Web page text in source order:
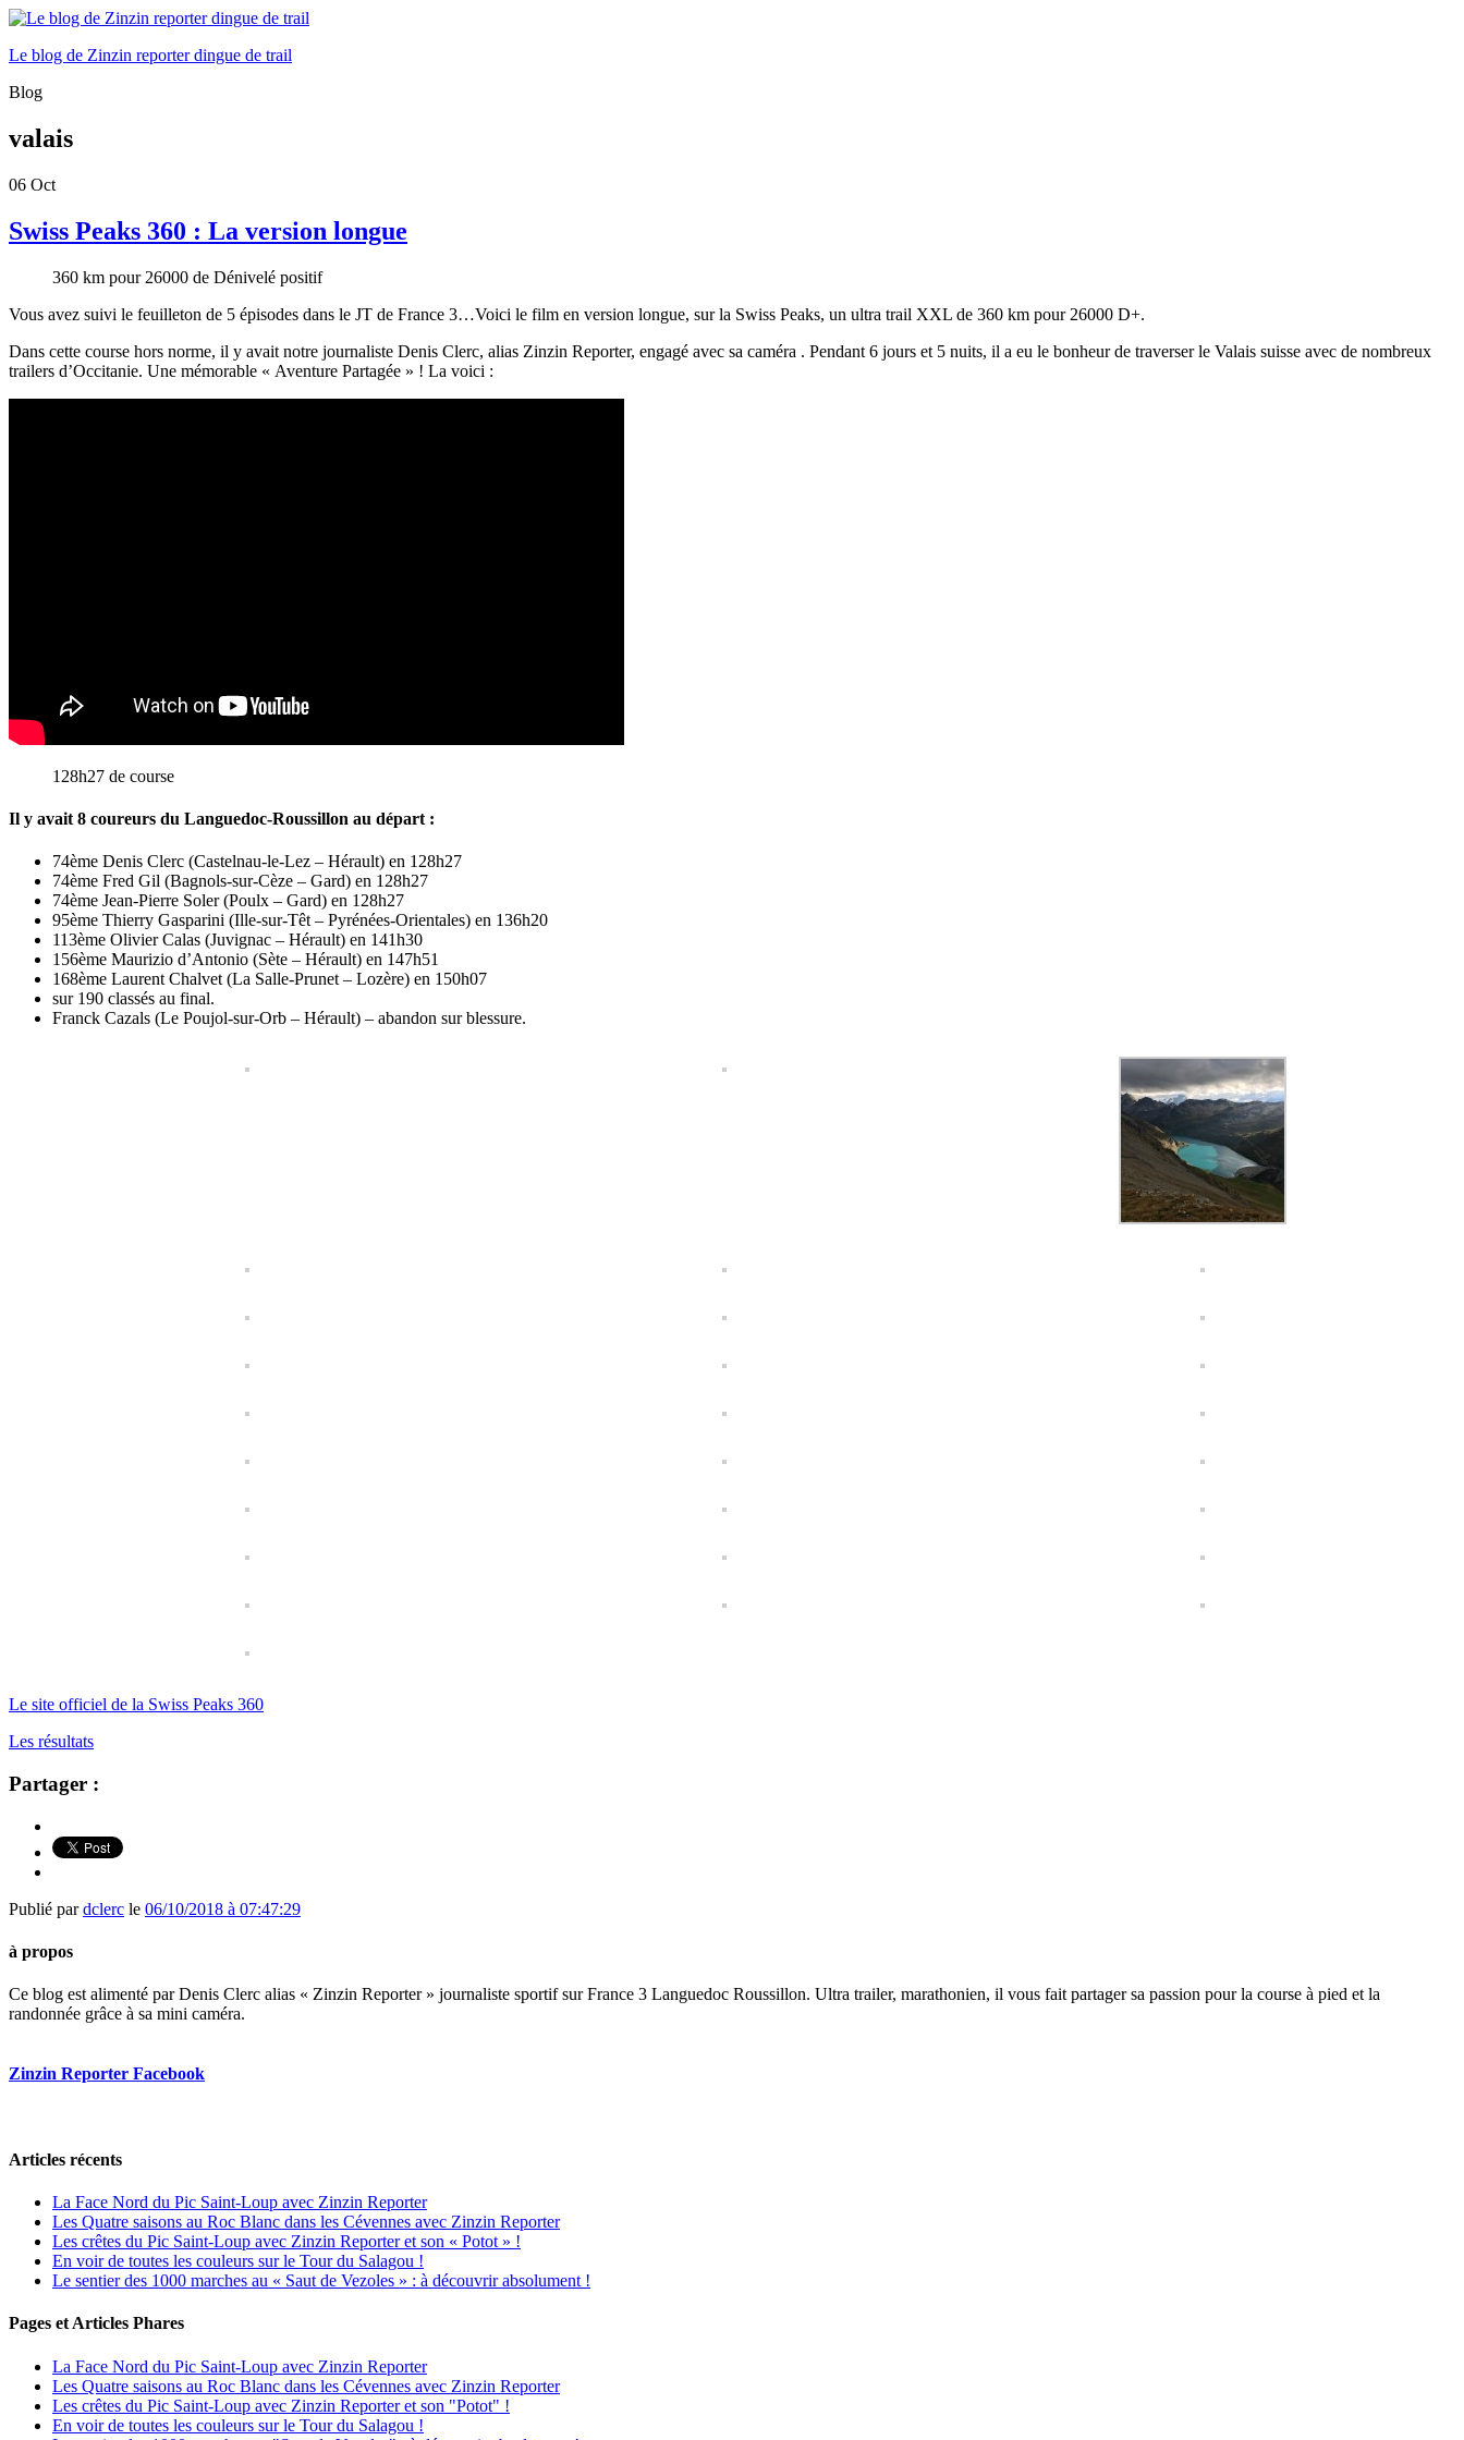
Le blog de Zinzin reporter dingue de trail
Blog
valais
06 Oct
Swiss Peaks 360 : La version longue
360 km pour 26000 de Dénivelé positif
Vous avez suivi le feuilleton de 5 épisodes dans le JT de France 3…Voici le film en version longue, sur la Swiss Peaks, un ultra trail XXL de 360 km pour 26000 D+.
Dans cette course hors norme, il y avait notre journaliste Denis Clerc, alias Zinzin Reporter, engagé avec sa caméra . Pendant 6 jours et 5 nuits, il a eu le bonheur de traverser le Valais suisse avec de nombreux
trailers d’Occitanie. Une mémorable « Aventure Partagée » ! La voici :
128h27 de course
Il y avait 8 coureurs du Languedoc-Roussillon au départ :
74ème Denis Clerc (Castelnau-le-Lez – Hérault) en 128h27
74ème Fred Gil (Bagnols-sur-Cèze – Gard) en 128h27
74ème Jean-Pierre Soler (Poulx – Gard) en 128h27
95ème Thierry Gasparini (Ille-sur-Têt – Pyrénées-Orientales) en 136h20
113ème Olivier Calas (Juvignac – Hérault) en 141h30
156ème Maurizio d’Antonio (Sète – Hérault) en 147h51
168ème Laurent Chalvet (La Salle-Prunet – Lozère) en 150h07
sur 190 classés au final.
Franck Cazals (Le Poujol-sur-Orb – Hérault) – abandon sur blessure.
Le site officiel de la Swiss Peaks 360
Les résultats
Partager :
Publié pardclerc le 06/10/2018 à 07:47:29
à propos
Ce blog est alimenté par Denis Clerc alias « Zinzin Reporter » journaliste sportif sur France 3 Languedoc Roussillon. Ultra trailer, marathonien, il vous fait partager sa passion pour la course à pied et la
randonnée grâce à sa mini caméra.
Zinzin Reporter Facebook
Articles récents
La Face Nord du Pic Saint-Loup avec Zinzin Reporter
Les Quatre saisons au Roc Blanc dans les Cévennes avec Zinzin Reporter
Les crêtes du Pic Saint-Loup avec Zinzin Reporter et son « Potot » !
En voir de toutes les couleurs sur le Tour du Salagou !
Le sentier des 1000 marches au « Saut de Vezoles » : à découvrir absolument !
Pages et Articles Phares
La Face Nord du Pic Saint-Loup avec Zinzin Reporter
Les Quatre saisons au Roc Blanc dans les Cévennes avec Zinzin Reporter
Les crêtes du Pic Saint-Loup avec Zinzin Reporter et son "Potot" !
En voir de toutes les couleurs sur le Tour du Salagou !